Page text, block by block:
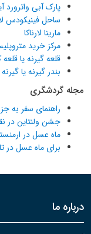
پارک آبی واترورد
ساحل فینیکودس
مارینا لارناکا
مرکز خرید
قلعه گیرنه یا قلعه
بندر گیرنه یا
مجله گردشگری
راهنمای سفر به
جشن ولنتاین در
ماه عسل در
برای ماه عسل در
درباره ما